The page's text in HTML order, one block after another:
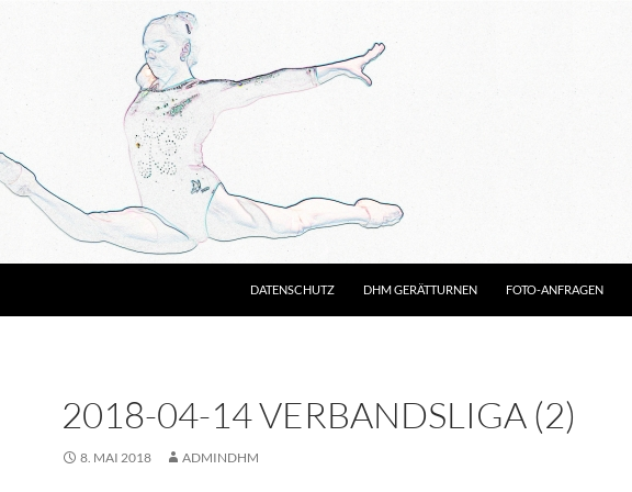
DATENSCHUTZ DHM GERÄTTURNEN FOTO-ANFRAGEN
2018-04-14 VERBANDSLIGA (2)
8. MAI 2018 ADMINDHM